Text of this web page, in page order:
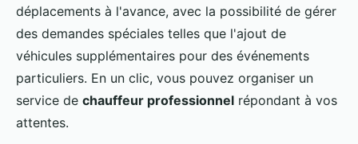
déplacements à l'avance, avec la possibilité de gérer
des demandes spéciales telles que l'ajout de
véhicules supplémentaires pour des événements
particuliers. En un clic, vous pouvez organiser un
service de chauffeur professionnel répondant à vos
attentes.